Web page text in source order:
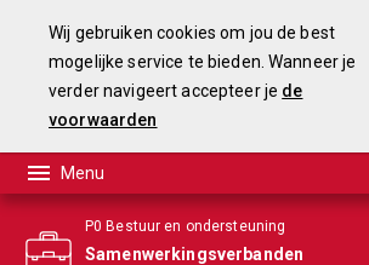
Wij gebruiken cookies om jou de best
mogelijke service te bieden. Wanneer je
verder navigeert accepteer je de
voorwaarden
P0 Bestuur en ondersteuning
Samenwerkingsverbanden